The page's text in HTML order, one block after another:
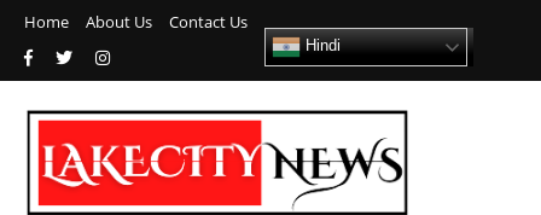
Home About Us Contact Us
Hindi